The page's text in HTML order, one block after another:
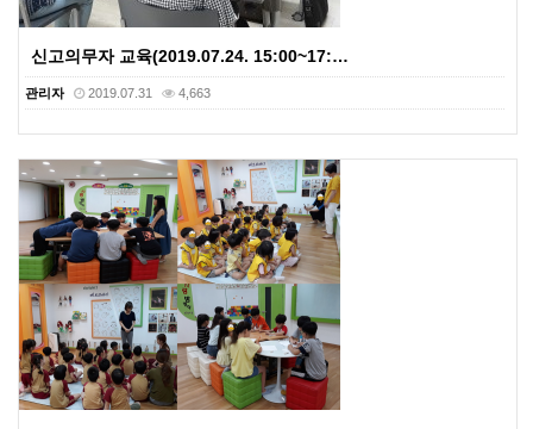
신고의무자 교육(2019.07.24. 15:00~17:…
관리자 2019.07.31 4,663